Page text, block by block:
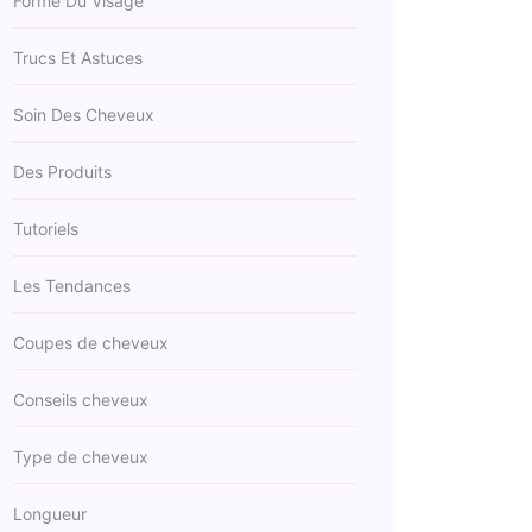
Trucs Et Astuces
Soin Des Cheveux
Des Produits
Tutoriels
Les Tendances
Coupes de cheveux
Conseils cheveux
Type de cheveux
Longueur